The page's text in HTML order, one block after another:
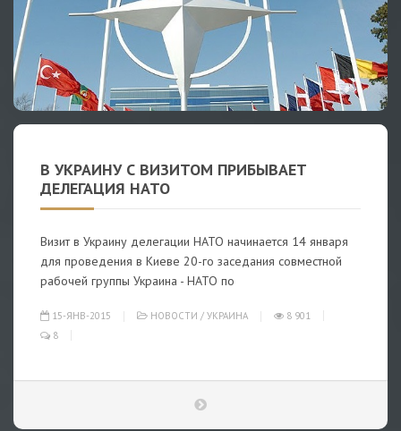
В УКРАИНУ С ВИЗИТОМ ПРИБЫВАЕТ
ДЕЛЕГАЦИЯ НАТО
Визит в Украину делегации НАТО начинается 14 января
для проведения в Киеве 20-го заседания совместной
рабочей группы Украина - НАТО по
15-ЯНВ-2015 НОВОСТИ / УКРАИНА
8 901
8